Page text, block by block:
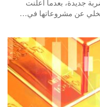
جديدة، بعدما أعلنت